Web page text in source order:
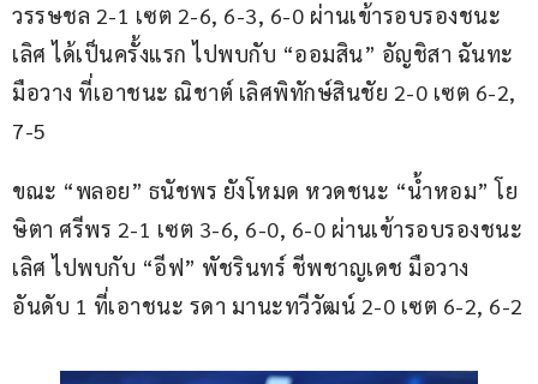
วรรษชล 2-1 เซต 2-6, 6-3, 6-0 ผ่านเข้ารอบรองชนะ
เลิศ ได้เป็นครั้งแรก ไปพบกับ “ออมสิน” อัญชิสา ฉันทะ
มือวาง ที่เอาชนะ ณิชาต์ เลิศพิทักษ์สินชัย 2-0 เซต 6-2,
7-5
ขณะ “พลอย” ธนัชพร ยังโหมด หวดชนะ “น้ำหอม” โย
ษิตา ศรีพร 2-1 เซต 3-6, 6-0, 6-0 ผ่านเข้ารอบรองชนะ
เลิศ ไปพบกับ “อีฟ” พัชรินทร์ ชีพชาญเดช มือวาง
อันดับ 1 ที่เอาชนะ รดา มานะทวีวัฒน์ 2-0 เซต 6-2, 6-2